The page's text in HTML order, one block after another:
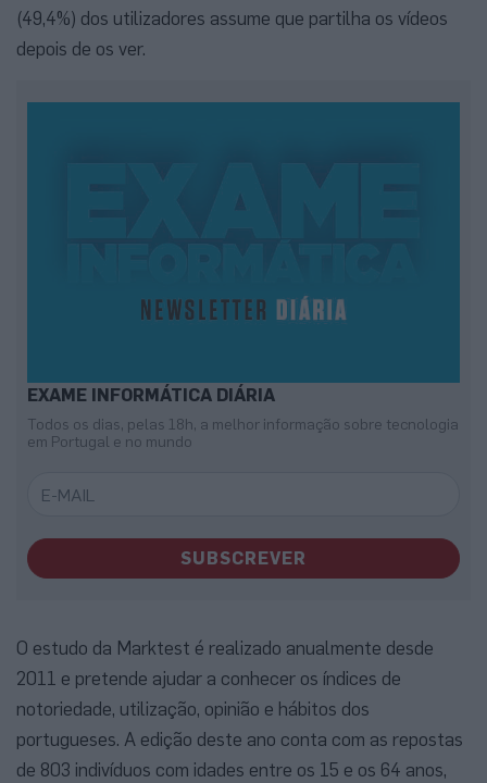
(49,4%) dos utilizadores assume que partilha os vídeos
depois de os ver.
EXAME INFORMÁTICA DIÁRIA
Todos os dias, pelas 18h, a melhor informação sobre tecnologia
em Portugal e no mundo
SUBSCREVER
O estudo da Marktest é realizado anualmente desde
2011 e pretende ajudar a conhecer os índices de
notoriedade, utilização, opinião e hábitos dos
portugueses. A edição deste ano conta com as repostas
de 803 indivíduos com idades entre os 15 e os 64 anos,